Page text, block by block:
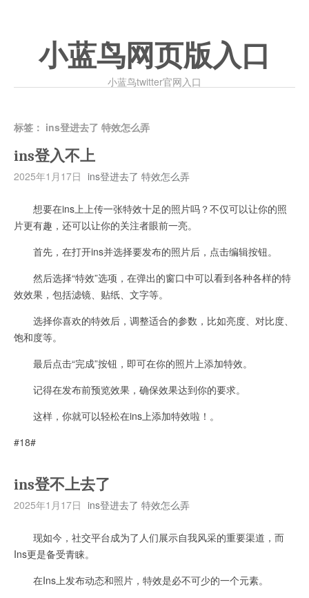
小蓝鸟网页版入口
小蓝鸟twitter官网入口
标签： ins登进去了 特效怎么弄
ins登入不上
2025年1月17日 ins登进去了 特效怎么弄
想要在ins上上传一张特效十足的照片吗？不仅可以让你的照
片更有趣，还可以让你的关注者眼前一亮。
首先，在打开ins并选择要发布的照片后，点击编辑按钮。
然后选择“特效”选项，在弹出的窗口中可以看到各种各样的特
效效果，包括滤镜、贴纸、文字等。
选择你喜欢的特效后，调整适合的参数，比如亮度、对比度、
饱和度等。
最后点击“完成”按钮，即可在你的照片上添加特效。
记得在发布前预览效果，确保效果达到你的要求。
这样，你就可以轻松在ins上添加特效啦！。
#18#
ins登不上去了
2025年1月17日 ins登进去了 特效怎么弄
现如今，社交平台成为了人们展示自我风采的重要渠道，而
Ins更是备受青睐。
在Ins上发布动态和照片，特效是必不可少的一个元素。